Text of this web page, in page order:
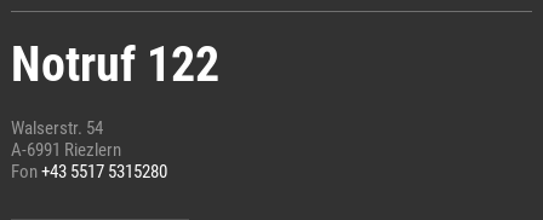
Notruf 122
Walserstr. 54
A-6991 Riezlern
Fon+43 5517 5315280